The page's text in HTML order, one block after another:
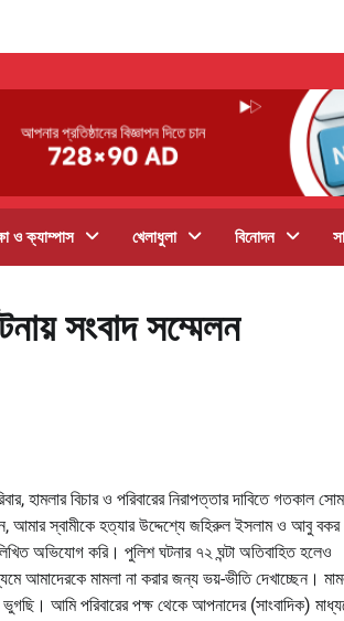
ও ক্যাম্পাস খেলাধুলা বিনোদন
সংবাদ সম্মেলন
বিচার ও পরিবারের নিরাপত্তার দাবিতে গতকাল
আমার স্বামীকে হত্যার উদ্দেশ্যে জহিরুল ইসলাম ও আবু বকর
অভিযোগ করি। পুলিশ ঘটনার ৭২ ঘন্টা অতিবাহিত হলেও
আমাদেরকে মামলা না করার জন্য ভয়-ভীতি দেখাচ্ছেন।
আমি পরিবারের পক্ষ থেকে আপনাদের (সাংবাদিক)